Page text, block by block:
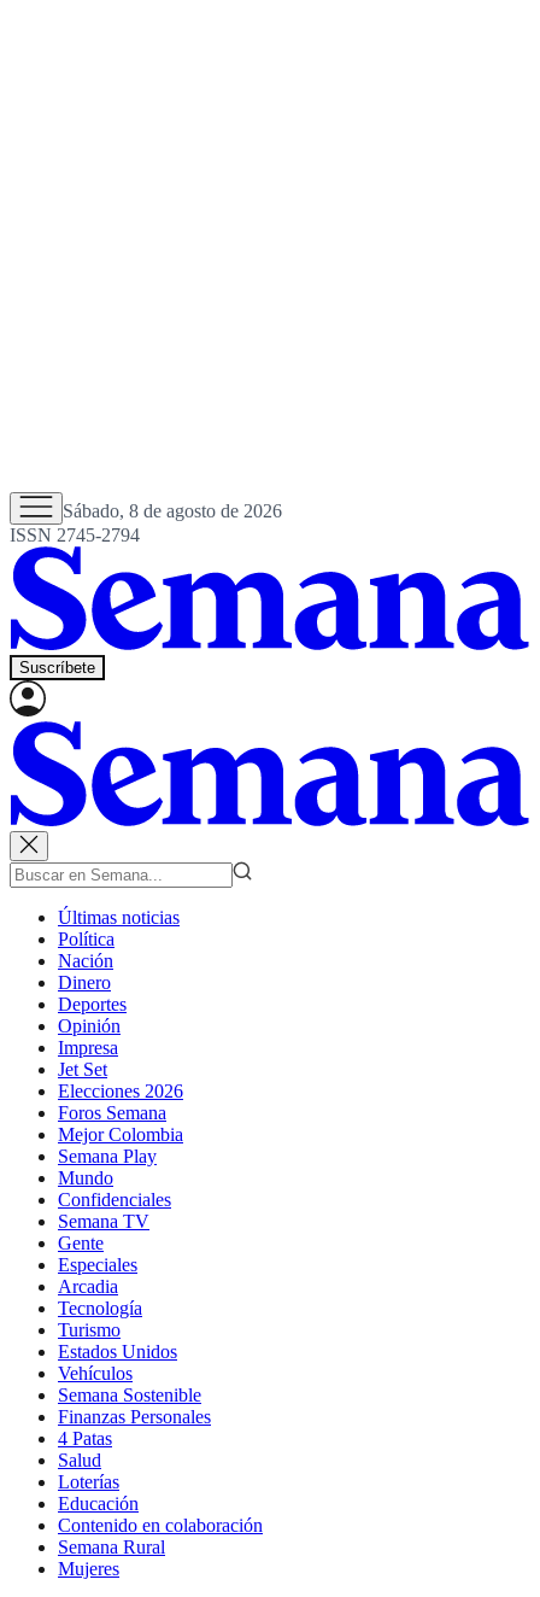
Sábado, 8 de agosto de 2026
ISSN 2745-2794
Suscríbete
Últimas noticias
Política
Nación
Dinero
Deportes
Opinión
Impresa
Jet Set
Elecciones 2026
Foros Semana
Mejor Colombia
Semana Play
Mundo
Confidenciales
Semana TV
Gente
Especiales
Arcadia
Tecnología
Turismo
Estados Unidos
Vehículos
Semana Sostenible
Finanzas Personales
4 Patas
Salud
Loterías
Educación
Contenido en colaboración
Semana Rural
Mujeres